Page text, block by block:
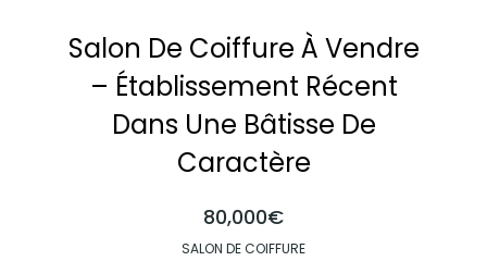
Salon De Coiffure À Vendre
– Établissement Récent
Dans Une Bâtisse De
Caractère
80,000€
SALON DE COIFFURE